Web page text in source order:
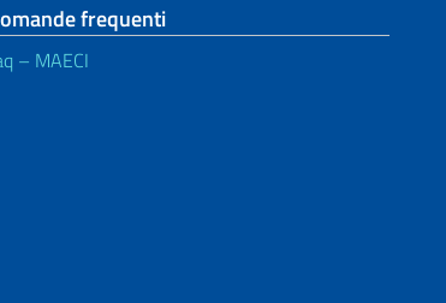
frequenti
– MAECI